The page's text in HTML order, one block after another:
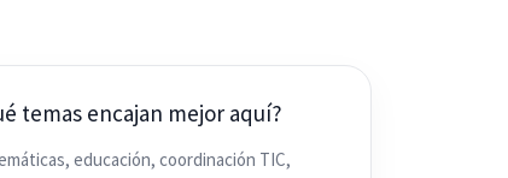
temas encajan mejor aquí?
educación, coordinación TIC,